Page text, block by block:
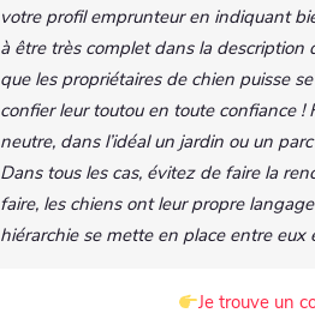
votre profil emprunteur en indiquant
à être très complet dans la description
que les propriétaires de chien puisse
confier leur toutou en toute confiance
neutre, dans l’idéal un jardin ou un
Dans tous les cas, évitez de faire la
faire, les chiens ont leur propre
hiérarchie se mette en place entre
Je trouve un